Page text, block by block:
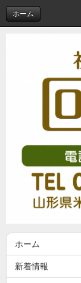
ホーム
ホーム
新着情報